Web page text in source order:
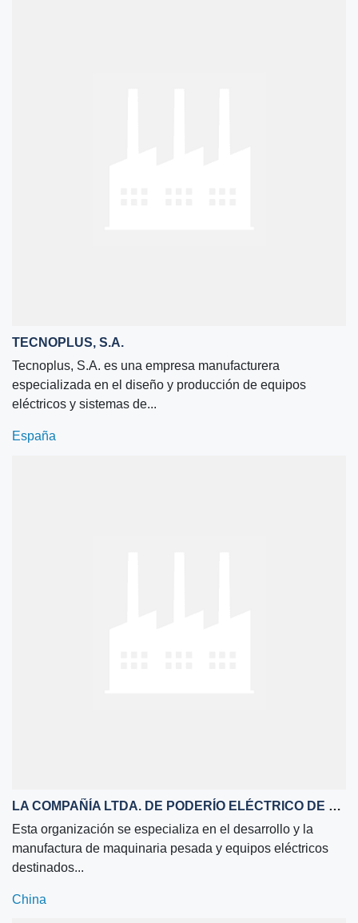
TECNOPLUS, S.A.
Tecnoplus, S.A. es una empresa manufacturera
especializada en el diseño y producción de equipos
eléctricos y sistemas de...
España
LA COMPAÑÍA LTDA. DE PODERÍO ELÉCTRICO DE ZENITH, SHANGHAI
Esta organización se especializa en el desarrollo y la
manufactura de maquinaria pesada y equipos eléctricos
destinados...
China